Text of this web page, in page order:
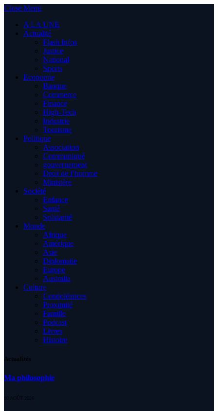
Close Menu
A LA UNE
Actualité
Flash Infos
Justice
National
Sports
Economie
Banque
Commerce
Finance
High-Tech
Industrie
Tourisme
Politique
Association
Communiqué
gouvernement
Droit de l’homme
Ministère
Société
Enfance
Santé
Solidarité
Monde
Afrique
Amérique
Asie
Diplomatie
Europe
Australia
Culture
Condoléances
Proximité
Famille
Podcast
Livres
Histoire
Actualités
Ma philosophie
10 AOÛT 2026